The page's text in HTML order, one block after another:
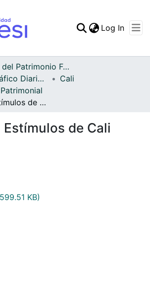
Statistics
Log In
Archivo del Patrimonio Fotográfico y Fílmico del Valle del Cauca
Fondo Fotográfico Diario Occidente
Cali
Fundación Estímulos de Cali
Estímulos de Cali
KB)